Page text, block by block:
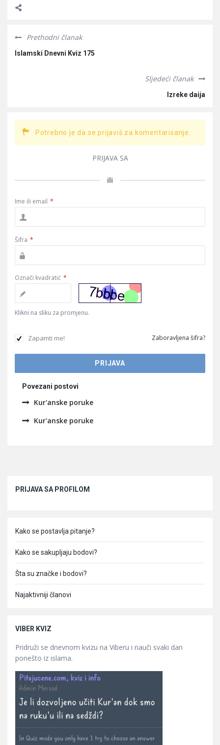
Prethodni članak
Islamski Dnevni Kviz 175
Sljedeći članak
Izreke daija
Potrebno je da se prijaviš za komentarisanje.
PRIJAVA SA
ili
Ime ili email *
Šifra *
Označi kvadratić *
Klikni na sliku za promjenu.
Zapamti me! Zaboravljena šifra?
Povezani postovi
Kur'anske poruke
Kur'anske poruke
PRIJAVA SA PROFILOM
Kako se postavlja pitanje?
Kako se sakupljaju bodovi?
Šta su značke i bodovi?
Najaktivniji članovi
VIBER KVIZ
Pridruži se dnevnom kvizu na Viberu i nauči svaki dan
ponešto iz islama.